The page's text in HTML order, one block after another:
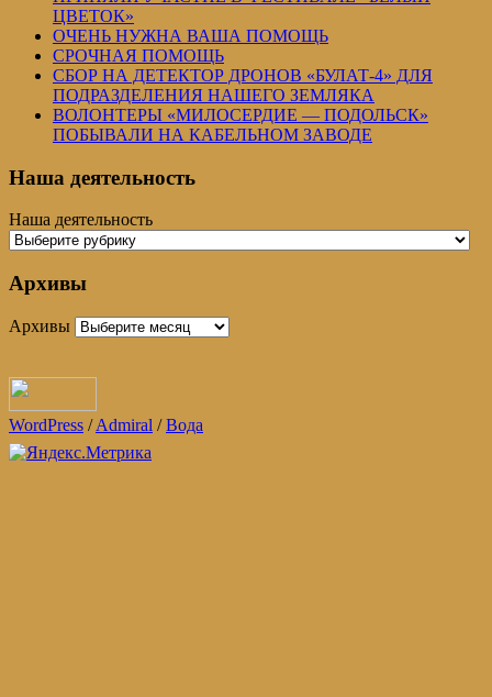
ЦВЕТОК»
ОЧЕНЬ НУЖНА ВАША ПОМОЩЬ
СРОЧНАЯ ПОМОЩЬ
СБОР НА ДЕТЕКТОР ДРОНОВ «БУЛАТ-4» ДЛЯ
ПОДРАЗДЕЛЕНИЯ НАШЕГО ЗЕМЛЯКА
ВОЛОНТЕРЫ «МИЛОСЕРДИЕ — ПОДОЛЬСК»
ПОБЫВАЛИ НА КАБЕЛЬНОМ ЗАВОДЕ
Наша деятельность
Наша деятельность
Архивы
Архивы
WordPress /Admiral /Вода